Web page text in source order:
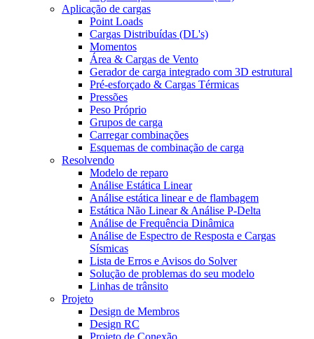
Aplicação de cargas
Point Loads
Cargas Distribuídas (DL's)
Momentos
Área & Cargas de Vento
Gerador de carga integrado com 3D estrutural
Pré-esforçado & Cargas Térmicas
Pressões
Peso Próprio
Grupos de carga
Carregar combinações
Esquemas de combinação de carga
Resolvendo
Modelo de reparo
Análise Estática Linear
Análise estática linear e de flambagem
Estática Não Linear & Análise P-Delta
Análise de Frequência Dinâmica
Análise de Espectro de Resposta e Cargas
Sísmicas
Lista de Erros e Avisos do Solver
Solução de problemas do seu modelo
Linhas de trânsito
Projeto
Design de Membros
Design RC